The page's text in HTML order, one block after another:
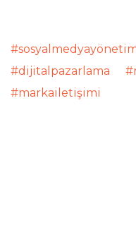
#dijitalpazarlama
#markai̇letişimi